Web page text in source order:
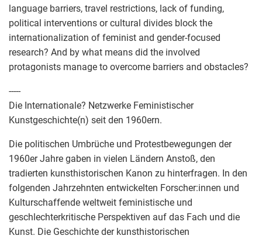
language barriers, travel restrictions, lack of funding,
political interventions or cultural divides block the
internationalization of feminist and gender-focused
research? And by what means did the involved
protagonists manage to overcome barriers and obstacles?
-----
Die Internationale? Netzwerke Feministischer
Kunstgeschichte(n) seit den 1960ern.
Die politischen Umbrüche und Protestbewegungen der
1960er Jahre gaben in vielen Ländern Anstoß, den
tradierten kunsthistorischen Kanon zu hinterfragen. In den
folgenden Jahrzehnten entwickelten Forscher:innen und
Kulturschaffende weltweit feministische und
geschlechterkritische Perspektiven auf das Fach und die
Kunst. Die Geschichte der kunsthistorischen